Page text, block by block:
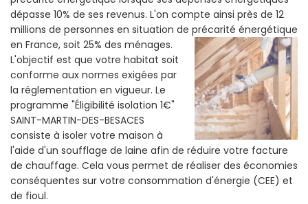
dépasse 10% de ses revenus. L'on compte ainsi près de 12
millions de personnes en situation de précarité énergétique
en France, soit 25% des ménages.
L'objectif est que votre habitat soit
conforme aux normes exigées par
la réglementation en vigueur. Le
programme "Éligibilité isolation 1€"
SAINT-MARTIN-DES-BESACES
consiste à isoler votre maison à
l'aide d'un soufflage de laine afin de réduire votre facture
de chauffage. Cela vous permet de réaliser des économies
conséquentes sur votre consommation d'énergie (CEE) et
de fioul.